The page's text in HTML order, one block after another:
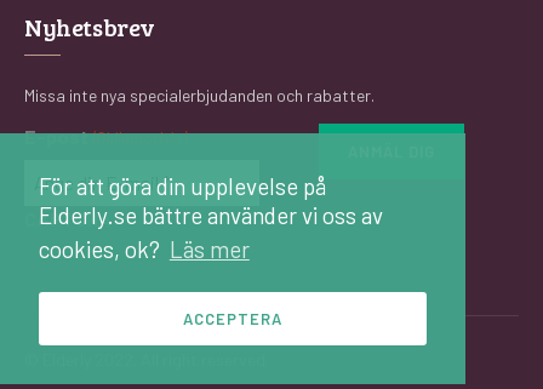
För att göra din upplevelse på
Elderly.se bättre använder vi oss av
cookies, ok? Läs mer
ACCEPTERA
Nyhetsbrev
Missa inte nya specialerbjudanden och rabatter.
E-post (Obligatoriskt)
CAPTCHA